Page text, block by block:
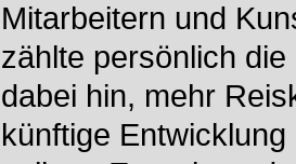
Mitarbeitern und
zählte persönlich
dabei hin, mehr
künftige